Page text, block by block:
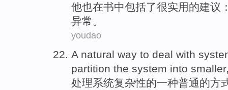
他也在书中包括了很实用的建议
异常 。
youdao
A natural way to deal with
partition the system into smaller
处理系统复杂性的一种普通的方